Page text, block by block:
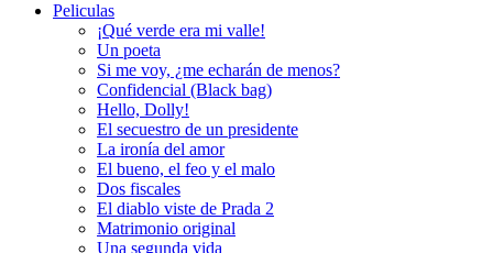
Peliculas
¡Qué verde era mi valle!
Un poeta
Si me voy, ¿me echarán de menos?
Confidencial (Black bag)
Hello, Dolly!
El secuestro de un presidente
La ironía del amor
El bueno, el feo y el malo
Dos fiscales
El diablo viste de Prada 2
Matrimonio original
Una segunda vida